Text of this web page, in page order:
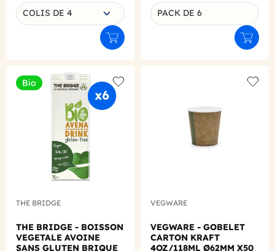
Choisissez une déclinaison
COLIS DE 4
Ajouter au panier
Déclinaison du produit
PACK DE 6
Bio
Add to wishlist
THE BRIDGE
THE BRIDGE - BOISSON
VEGETALE AVOINE
SANS GLUTEN BRIQUE
VEGWARE
VEGWARE - GOBELET
CARTON KRAFT
4OZ/118ML Ø62MM X50